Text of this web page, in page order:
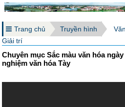
Trang chủ Truyền hình
Giải trí
Chuyên mục Sắc màu văn hóa
nghiệm văn hóa Tày